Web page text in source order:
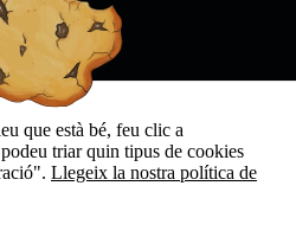
aquest estiu.
interior
que està bé, feu clic a
triar quin tipus de cookies
Llegeix la nostra política de
Necessàries
Aquestes
cookies no
són
opcionals.
Són
necessàries
perquè el
lloc web